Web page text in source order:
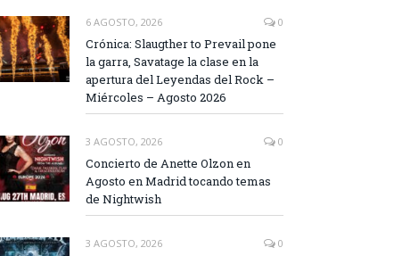
6 AGOSTO, 2026 0
Crónica: Slaugther to Prevail pone
la garra, Savatage la clase en la
apertura del Leyendas del Rock –
Miércoles – Agosto 2026
3 AGOSTO, 2026 0
Concierto de Anette Olzon en
Agosto en Madrid tocando temas
de Nightwish
3 AGOSTO, 2026 0